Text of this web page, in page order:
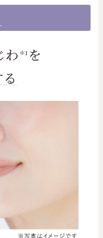
わ ＊1 を